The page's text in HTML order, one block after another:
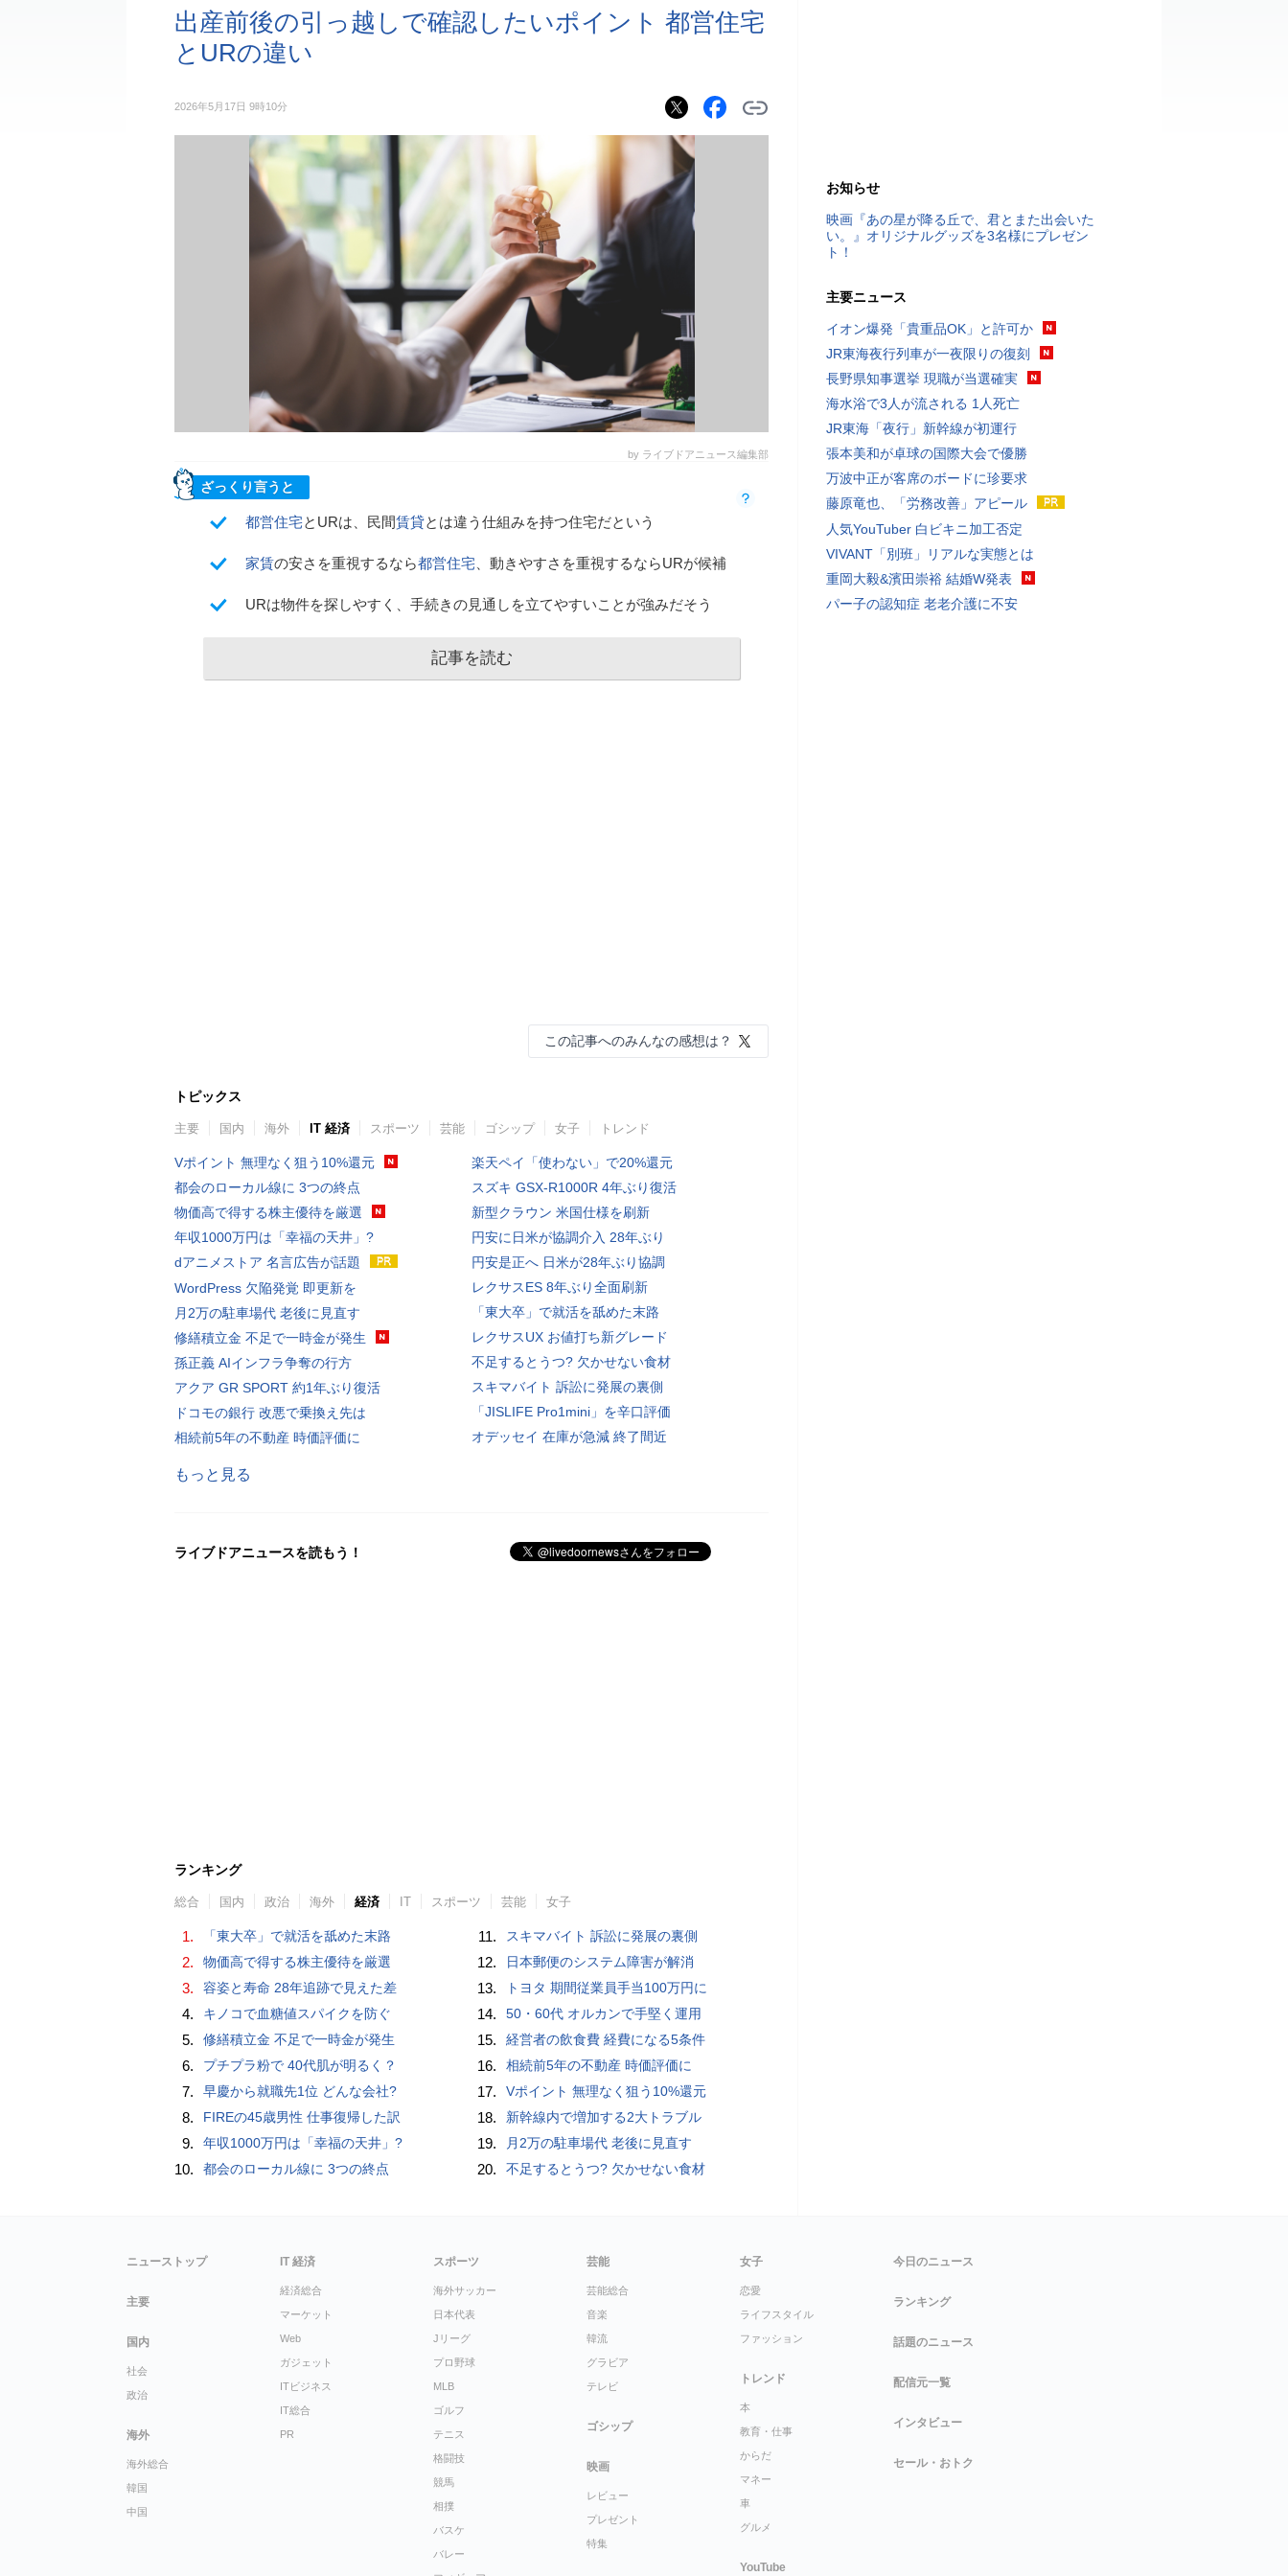
出産前後の引っ越しで確認したいポイント 都営住宅
とURの違い
2026年5月17日 9時10分
by ライブドアニュース編集部
ざっくり言うと
都営住宅とURは、民間賃貸とは違う仕組みを持つ住宅だという
家賃の安さを重視するなら都営住宅 、動きやすさを重視するならURが候補
URは物件を探しやすく、手続きの見通しを立てやすいことが強みだそう
記事を読む
この記事へのみんなの感想は？
トピックス
主要 国内 海外 IT 経済 スポーツ 芸能 ゴシップ 女子 トレンド
Vポイント 無理なく狙う10%還元
都会のローカル線に 3つの終点
物価高で得する株主優待を厳選
年収1000万円は「幸福の天井」?
dアニメストア 名言広告が話題
WordPress 欠陥発覚 即更新を
月2万の駐車場代 老後に見直す
修繕積立金 不足で一時金が発生
孫正義 AIインフラ争奪の行方
アクア GR SPORT 約1年ぶり復活
ドコモの銀行 改悪で乗換え先は
相続前5年の不動産 時価評価に
楽天ペイ「使わない」で20%還元
スズキ GSX-R1000R 4年ぶり復活
新型クラウン 米国仕様を刷新
円安に日米が協調介入 28年ぶり
円安是正へ 日米が28年ぶり協調
レクサスES 8年ぶり全面刷新
「東大卒」で就活を舐めた末路
レクサスUX お値打ち新グレード
不足するとうつ? 欠かせない食材
スキマバイト 訴訟に発展の裏側
「JISLIFE Pro1mini」を辛口評価
オデッセイ 在庫が急減 終了間近
もっと見る
ライブドアニュースを読もう！
ランキング
総合 国内 政治 海外 経済 IT スポーツ 芸能 女子
1. 「東大卒」で就活を舐めた末路
2. 物価高で得する株主優待を厳選
3. 容姿と寿命 28年追跡で見えた差
4. キノコで血糖値スパイクを防ぐ
5. 修繕積立金 不足で一時金が発生
6. プチプラ粉で 40代肌が明るく？
7. 早慶から就職先1位 どんな会社?
8. FIREの45歳男性 仕事復帰した訳
9. 年収1000万円は「幸福の天井」?
10. 都会のローカル線に 3つの終点
11. スキマバイト 訴訟に発展の裏側
12. 日本郵便のシステム障害が解消
13. トヨタ 期間従業員手当100万円に
14. 50・60代 オルカンで手堅く運用
15. 経営者の飲食費 経費になる5条件
16. 相続前5年の不動産 時価評価に
17. Vポイント 無理なく狙う10%還元
18. 新幹線内で増加する2大トラブル
19. 月2万の駐車場代 老後に見直す
20. 不足するとうつ? 欠かせない食材
お知らせ
映画『あの星が降る丘で、君とまた出会いた
い。』オリジナルグッズを3名様にプレゼン
ト！
主要ニュース
イオン爆発「貴重品OK」と許可か
JR東海夜行列車が一夜限りの復刻
長野県知事選挙 現職が当選確実
海水浴で3人が流される 1人死亡
JR東海「夜行」新幹線が初運行
張本美和が卓球の国際大会で優勝
万波中正が客席のボードに珍要求
藤原竜也、「労務改善」アピール
人気YouTuber 白ビキニ加工否定
VIVANT「別班」リアルな実態とは
重岡大毅&濱田崇裕 結婚W発表
パー子の認知症 老老介護に不安
ニューストップ
主要
国内
社会
政治
海外
海外総合
韓国
中国
IT 経済
経済総合
マーケット
Web
ガジェット
ITビジネス
IT総合
PR
スポーツ
海外サッカー
日本代表
Jリーグ
プロ野球
MLB
ゴルフ
テニス
格闘技
競馬
相撲
バスケ
バレー
芸能
芸能総合
音楽
韓流
グラビア
テレビ
ゴシップ
映画
レビュー
プレゼント
特集
女子
恋愛
ライフスタイル
ファッション
トレンド
本
教育・仕事
からだ
マネー
車
グルメ
YouTube
今日のニュース
ランキング
話題のニュース
配信元一覧
インタビュー
セール・おトク